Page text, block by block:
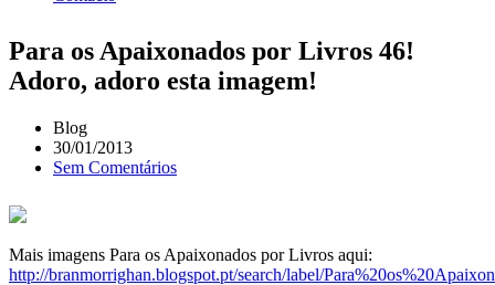
Para os Apaixonados por Livros 46!
Adoro, adoro esta imagem!
Blog
30/01/2013
Sem Comentários
Mais imagens Para os Apaixonados por Livros aqui:
http://branmorrighan.blogspot.pt/search/label/